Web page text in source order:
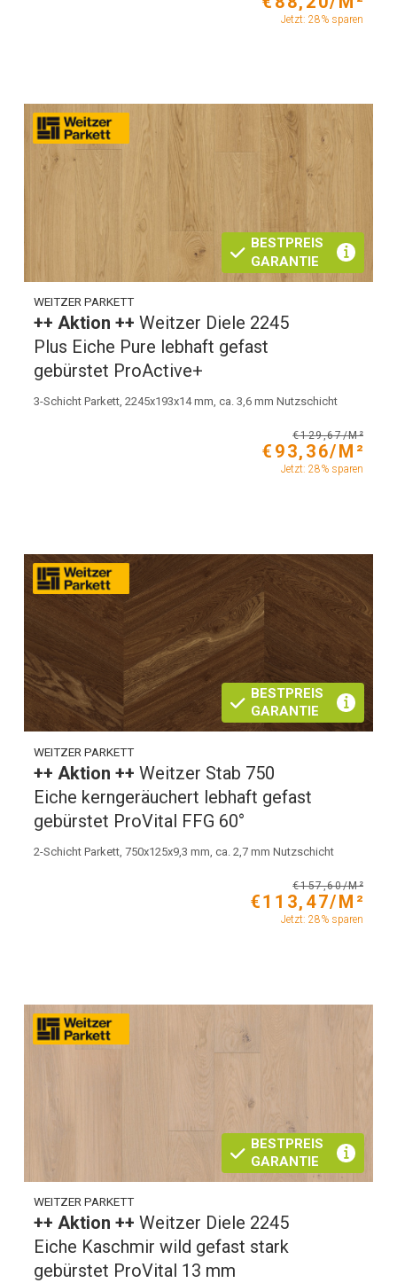
Jetzt: 28% sparen
BESTPREIS
GARANTIE
WEITZER PARKETT
++ Aktion ++Weitzer Diele 2245
Plus Eiche Pure lebhaft gefast
gebürstet ProActive+
3-Schicht Parkett, 2245x193x14 mm, ca. 3,6 mm Nutzschicht
€129,67/M²
€93,36/M²
Jetzt: 28% sparen
BESTPREIS
GARANTIE
WEITZER PARKETT
++ Aktion ++Weitzer Stab 750
Eiche kerngeräuchert lebhaft gefast
gebürstet ProVital FFG 60°
2-Schicht Parkett, 750x125x9,3 mm, ca. 2,7 mm Nutzschicht
€157,60/M²
€113,47/M²
Jetzt: 28% sparen
BESTPREIS
GARANTIE
WEITZER PARKETT
++ Aktion ++Weitzer Diele 2245
Eiche Kaschmir wild gefast stark
gebürstet ProVital 13 mm